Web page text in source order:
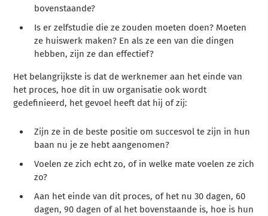
bovenstaande?
Is er zelfstudie die ze zouden moeten doen? Moeten
ze huiswerk maken? En als ze een van die dingen
hebben, zijn ze dan effectief?
Het belangrijkste is dat de werknemer aan het einde van
het proces, hoe dit in uw organisatie ook wordt
gedefinieerd, het gevoel heeft dat hij of zij:
Zijn ze in de beste positie om succesvol te zijn in hun
baan nu je ze hebt aangenomen?
Voelen ze zich echt zo, of in welke mate voelen ze zich
zo?
Aan het einde van dit proces, of het nu 30 dagen, 60
dagen, 90 dagen of al het bovenstaande is, hoe is hun